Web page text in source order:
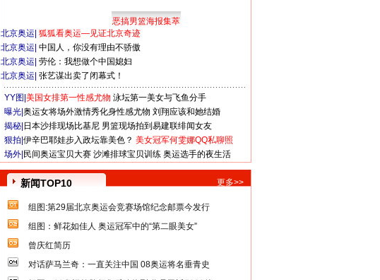
恶搞男篮海报集萃
北京奥运 狐狐看奥运—见证北京奇迹
北京奥运 中国人，你没有理由不骄傲
北京奥运 劳伦：我想做个中国媳妇
北京奥运 张艺谋出卖了闭幕式！
YY图| 美国女排第一性感尤物 泳坛第一美女与飞鱼分手
曝光| 奥运女将场外激情秀化身性感尤物 刘翔应该和她结婚
揭秘| 日本沙排现场比基尼 男篮现场拍到易建联绯闻女友
狠拍| 伊辛巴耶娃步入政坛靠美色？ 美女冠军何雯娜QQ私聊照
场外| 民间奥运宝贝大赛 沙滩排球宝贝训练 奥运选手的夜生活
新闻TOP10 更多>>
组图:第29届北京奥运会竞赛场馆纪念邮票今发行
组图：鲜花如佳人 奥运冠军中的“第二眼美女”
曾庆红简历
对话萨马兰奇：一直关注中国 08奥运将名垂青史